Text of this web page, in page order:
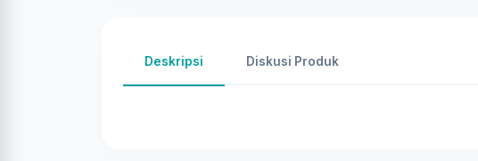
Deskripsi Diskusi Produk